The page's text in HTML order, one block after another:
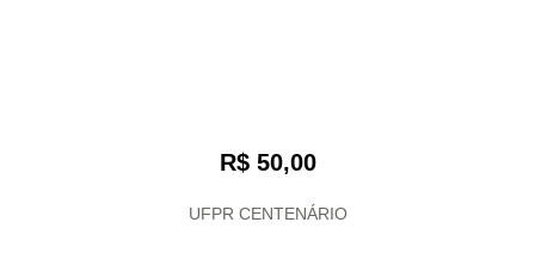
R$ 50,00
UFPR CENTENÁRIO